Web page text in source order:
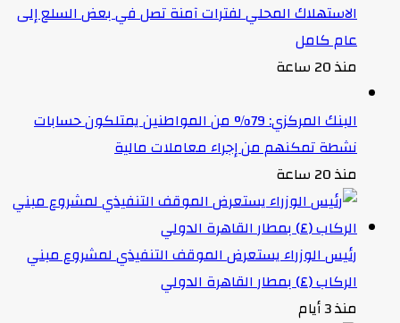
الاستهلاك المحلي لفترات آمنة تصل في بعض السلع إلى
عام كامل
منذ 20 ساعة
البنك المركزي: 79% من المواطنين يمتلكون حسابات
نشطة تمكنهم من إجراء معاملات مالية
منذ 20 ساعة
رئيس الوزراء يستعرض الموقف التنفيذي لمشروع مبني
الركاب (٤) بمطار القاهرة الدولي
منذ 3 أيام